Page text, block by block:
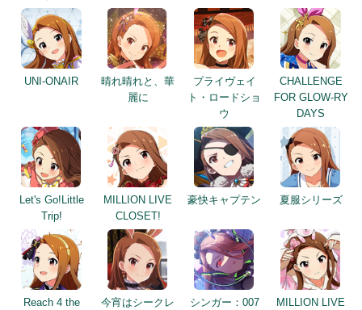
UNI-ONAIR
晴れ晴れと、華
麗に
プライヴェイ
ト・ロードショ
ウ
CHALLENGE
FOR GLOW-RY
DAYS
Let's Go!Little
Trip!
MILLION LIVE
CLOSET!
豪快キャプテン 夏服シリーズ
Reach 4 the
今宵はシークレ
シンガー：007
MILLION LIVE